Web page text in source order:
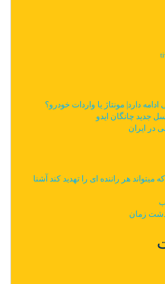
دارد| مونتاژ یا واردات خودرو؟
جدید چانگان ایدو
در ایران
میتواند هر راننده ای را تهدید کند آشنا
زمان